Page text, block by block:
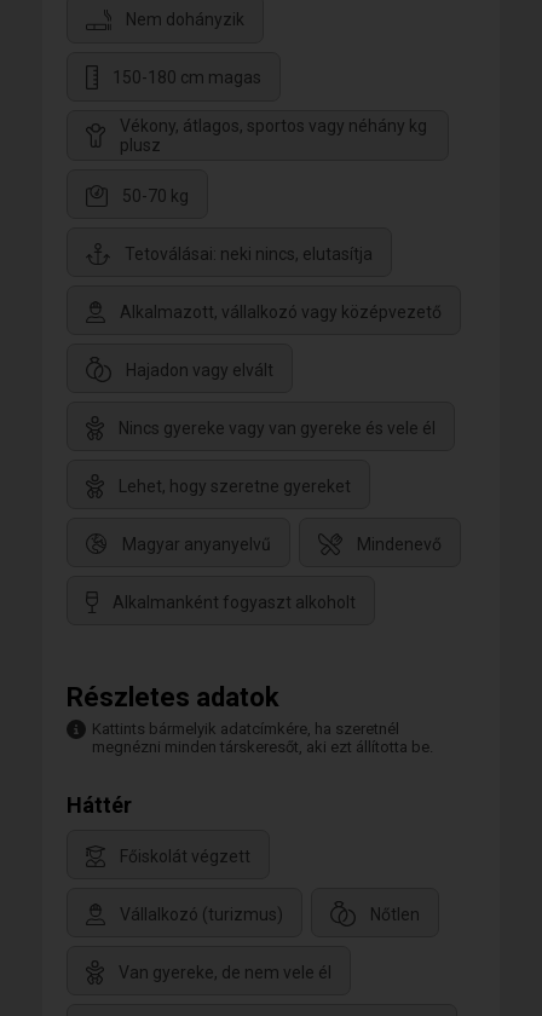
Nem dohányzik
150-180 cm magas
Vékony, átlagos, sportos vagy néhány kg
plusz
50-70 kg
Tetoválásai: neki nincs, elutasítja
Alkalmazott, vállalkozó vagy középvezető
Hajadon vagy elvált
Nincs gyereke vagy van gyereke és vele él
Lehet, hogy szeretne gyereket
Magyar anyanyelvű Mindenevő
Alkalmanként fogyaszt alkoholt
Részletes adatok
Kattints bármelyik adatcímkére, ha szeretnél
megnézni minden társkeresőt, aki ezt állította be.
Háttér
Főiskolát végzett
Vállalkozó (turizmus) Nőtlen
Van gyereke, de nem vele él